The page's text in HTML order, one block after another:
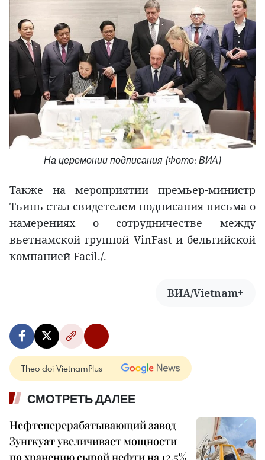
На церемонии подписания (Фото: ВИА)
Также на мероприятии премьер-министр
Тьинь стал свидетелем подписания письма о
намерениях о сотрудничестве между
вьетнамской группой VinFast и бельгийской
компанией Facil./.
ВИА/Vietnam+
Theo dõi VietnamPlus
СМОТРЕТЬ ДАЛЕЕ
Нефтеперерабатывающий завод
Зунгкуат увеличивает мощности
по хранению сырой нефти на 12,5%